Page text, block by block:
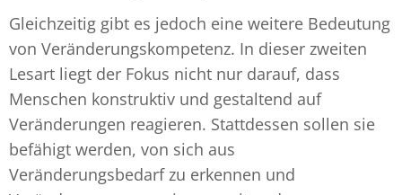
Gleichzeitig gibt es jedoch eine weitere Bedeutung
von Veränderungskompetenz. In dieser zweiten
Lesart liegt der Fokus nicht nur darauf, dass
Menschen konstruktiv und gestaltend auf
Veränderungen reagieren. Stattdessen sollen sie
befähigt werden, von sich aus
Veränderungsbedarf zu erkennen und